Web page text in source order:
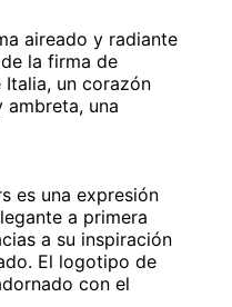
aireado y radiante
la firma de
un corazón
una
es una expresión
a primera
a su inspiración
El logotipo de
con el